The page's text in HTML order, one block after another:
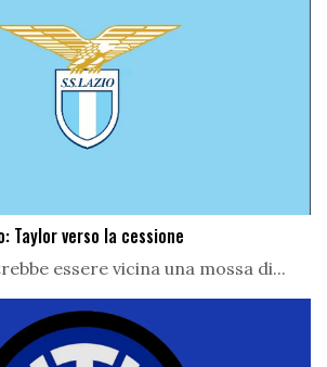
Taylor verso la cessione
essere vicina una mossa di...